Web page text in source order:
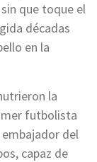
que toque el
décadas
en la
la
futbolista
embajador del
capaz de